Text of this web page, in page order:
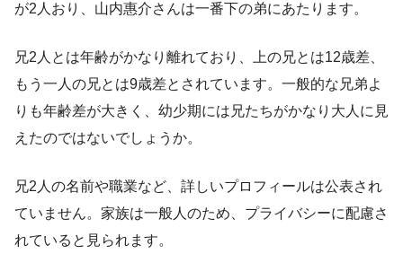
が2人おり、山内惠介さんは一番下の弟にあたります。
兄2人とは年齢がかなり離れており、上の兄とは12歳差、
もう一人の兄とは9歳差とされています。一般的な兄弟よ
りも年齢差が大きく、幼少期には兄たちがかなり大人に見
えたのではないでしょうか。
兄2人の名前や職業など、詳しいプロフィールは公表され
ていません。家族は一般人のため、プライバシーに配慮さ
れていると見られます。